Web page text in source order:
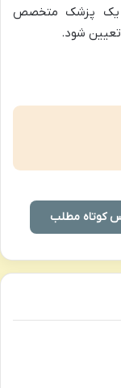
با یک پزشک متخصص
شود.
کوتاه مطلب